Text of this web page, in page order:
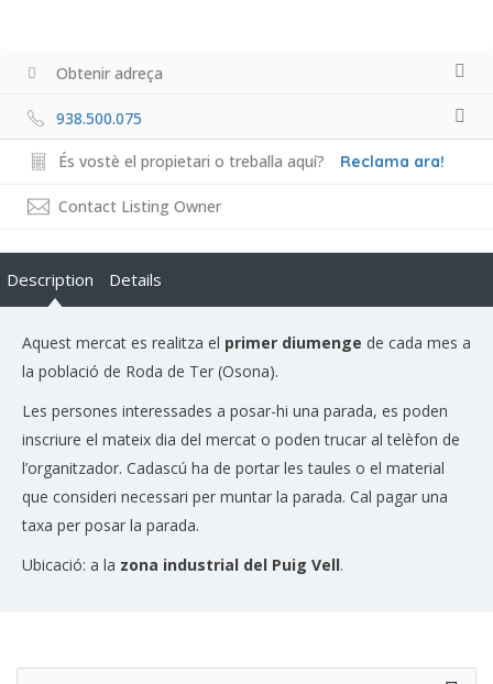
Obtenir adreça
938.500.075
És vostè el propietari o treballa aquí? Reclama ara!
Contact Listing Owner
Description Details
Aquest mercat es realitza el primer diumenge de cada mes a
la població de Roda de Ter (Osona).
Les persones interessades a posar-hi una parada, es poden
inscriure el mateix dia del mercat o poden trucar al telèfon de
l’organitzador. Cadascú ha de portar les taules o el material
que consideri necessari per muntar la parada. Cal pagar una
taxa per posar la parada.
Ubicació: a la zona industrial del Puig Vell.